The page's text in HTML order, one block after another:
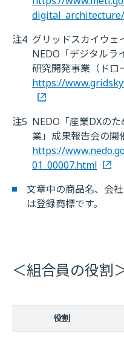
注4 グリッドスカイウェ
NEDO「デジタルラ
研究開発事業（ドロ
https://
注5 NEDO「産業DXの
業」成果報告会の開
https://
01_00007.html
文章中の商品名、会
は登録商標です。
＜組合員の役割
役割